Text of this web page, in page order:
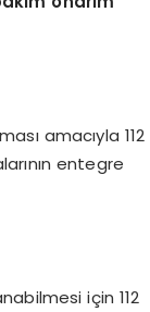
amacıyla 112
entegre
için 112